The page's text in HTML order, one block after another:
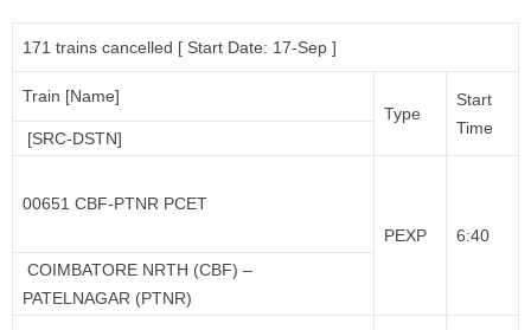
171 trains cancelled [ Start Date: 17-Sep ]
Train [Name]
Type
Start
Time
[SRC-DSTN]
00651 CBF-PTNR PCET
PEXP
6:40
COIMBATORE NRTH (CBF) –
PATELNAGAR (PTNR)